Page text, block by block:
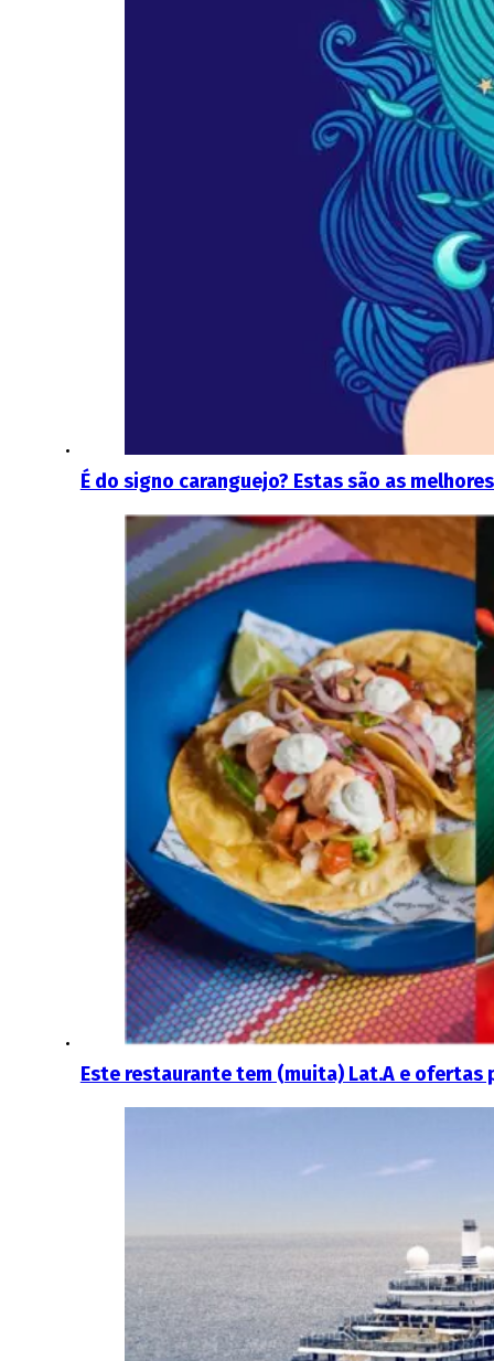
É do signo caranguejo? Estas são as
Este restaurante tem (muita) Lat.A e ofertas